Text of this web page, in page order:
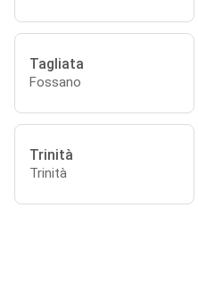
Tagliata
Fossano
Trinità
Trinità